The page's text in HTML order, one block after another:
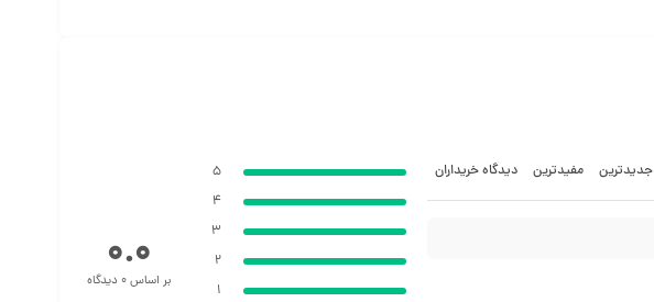
جدیدترین مفیدترین دیدگاه خریداران
5
4
3
2
1
0.0
بر اساس 0 دیدگاه